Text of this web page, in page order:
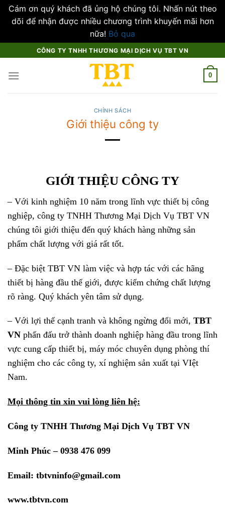
Cám ơn quý khách đã ủng hộ chúng tôi. Nhấn nút theo
dõi để nhận được nhiều chương trình khuyến mãi hơn
nữa! Bỏ qua
to
content
CÔNG TY TNHH THƯƠNG MẠI DỊCH VỤ TBT VN
0
CHÍNH SÁCH
Giới thiệu công ty
GIỚI THIỆU CÔNG TY
– Với kinh nghiệm 10 năm trong lĩnh vực thiết bị công
nghiệp, công ty TNHH Thương Mại Dịch Vụ TBT VN
chúng tôi giới thiệu đến quý khách hàng những sản
phẩm chất lượng với giá rất tốt.
– Đặc biệt TBT VN làm việc và hợp tác với các hãng
thiết bị hàng đầu thế giới, được kiểm chứng chất lượng
rõ ràng. Quý khách yên tâm sử dụng.
– Với lợi thế cạnh tranh và không ngừng đổi mới, TBT
VN phấn đấu trở thành doanh nghiệp hàng đầu trong lĩnh
vực cung cấp thiết bị, máy móc chuyên dụng phòng thí
nghiệm cho các công ty, xí nghiệm sản xuất tại VIệt
Nam.
Mọi thông tin xin vui lòng liên hệ:
Công ty TNHH Thương Mại Dịch Vụ TBT VN
Minh Phúc – 0938 476 099
Email: tbtvninfo@gmail.com
www.tbtvn.com